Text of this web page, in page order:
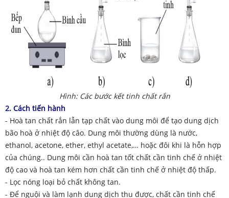
Hình: Các bước kết tinh chất rắn
2. Cách tiến hành
- Hoà tan chất rắn lẫn tạp chất vào dung môi để tạo dung dịch
bão hoà ở nhiệt độ câo. Dung môi thường dùng là nước,
ethanol, acetone, ether, ethyl acetate,… hoặc đôi khi là hỗn hợp
của chúng.. Dung môi cần hoà tan tốt chất cần tinh chế ở nhiệt
độ cao và hoà tan kém hơn chất cần tinh chế ở nhiệt độ thấp.
- Lọc nóng loại bỏ chất không tan.
- Để nguội và làm lạnh dung dịch thu được, chất cần tinh chế